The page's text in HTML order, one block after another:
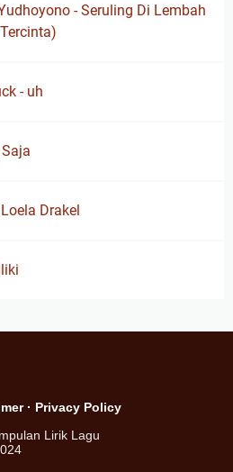
- Seruling Di Lembah
- uh
Drakel
· Privacy Policy
Lirik Lagu